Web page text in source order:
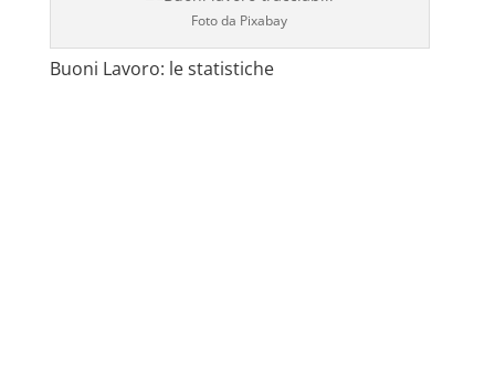
Foto da Pixabay
Buoni Lavoro: le statistiche